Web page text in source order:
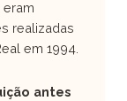
realizadas
em 1994.
antes